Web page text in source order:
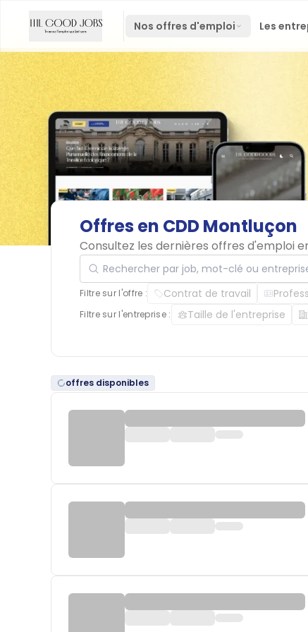
Nos offres d'emploi Les
Offres en CDDMontluçon
Consultez les dernières offres d'emploi
Rechercher par job, mot-clé ou entreprise
Filtre sur l'offre : Contrat de travail
Filtre sur l'entreprise : Taille de l'entreprise
offres disponibles